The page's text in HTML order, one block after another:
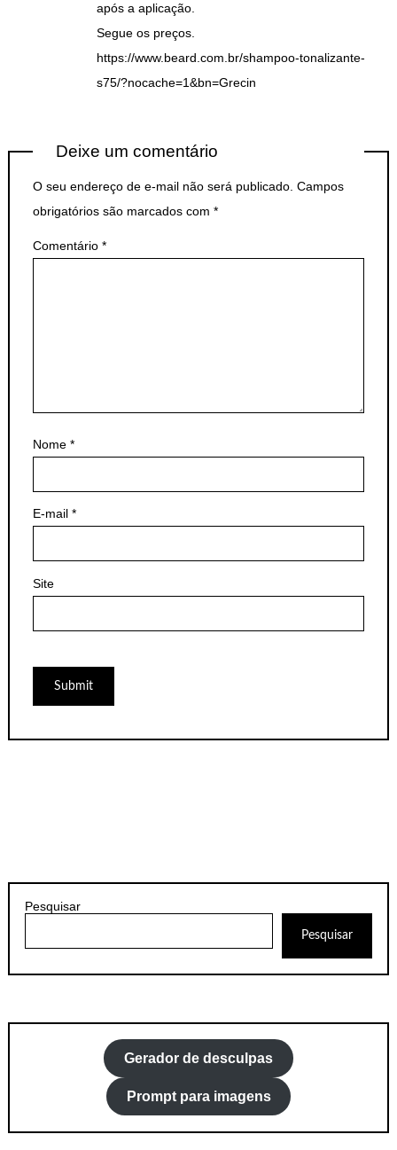
após a aplicação.
Segue os preços.
https://www.beard.com.br/shampoo-tonalizante-
s75/?nocache=1&bn=Grecin
Deixe um comentário
O seu endereço de e-mail não será publicado. Campos
obrigatórios são marcados com *
Comentário *
Nome *
E-mail *
Site
Pesquisar
Pesquisar
Gerador de desculpas
Prompt para imagens